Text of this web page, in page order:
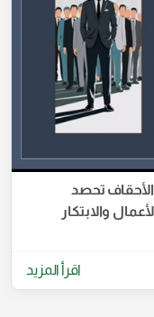
تحصد
والابتكار
اقرأ المزيد